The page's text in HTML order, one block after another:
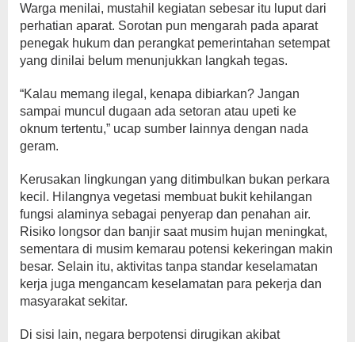
Warga menilai, mustahil kegiatan sebesar itu luput dari
perhatian aparat. Sorotan pun mengarah pada aparat
penegak hukum dan perangkat pemerintahan setempat
yang dinilai belum menunjukkan langkah tegas.
“Kalau memang ilegal, kenapa dibiarkan? Jangan
sampai muncul dugaan ada setoran atau upeti ke
oknum tertentu,” ucap sumber lainnya dengan nada
geram.
Kerusakan lingkungan yang ditimbulkan bukan perkara
kecil. Hilangnya vegetasi membuat bukit kehilangan
fungsi alaminya sebagai penyerap dan penahan air.
Risiko longsor dan banjir saat musim hujan meningkat,
sementara di musim kemarau potensi kekeringan makin
besar. Selain itu, aktivitas tanpa standar keselamatan
kerja juga mengancam keselamatan para pekerja dan
masyarakat sekitar.
Di sisi lain, negara berpotensi dirugikan akibat